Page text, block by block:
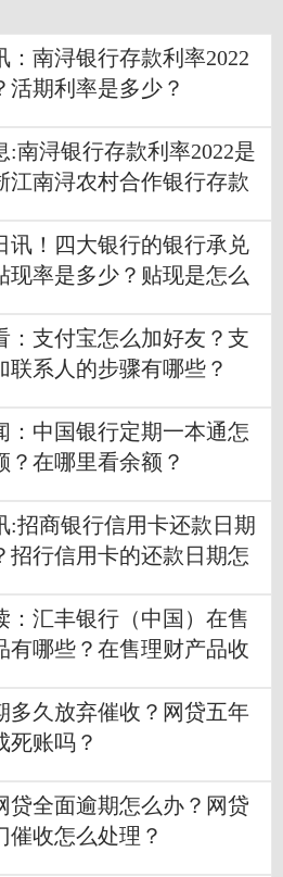
：南浔银行存款利率2022
活期利率是多少？
:南浔银行存款利率2022是
江南浔农村合作银行存款
讯！四大银行的银行承兑
现率是多少？贴现是怎么
：支付宝怎么加好友？支
联系人的步骤有哪些？
：中国银行定期一本通怎
？在哪里看余额？
:招商银行信用卡还款日期
招行信用卡的还款日期怎
：汇丰银行（中国）在售
有哪些？在售理财产品收
多久放弃催收？网贷五年
死账吗？
贷全面逾期怎么办？网贷
催收怎么处理？